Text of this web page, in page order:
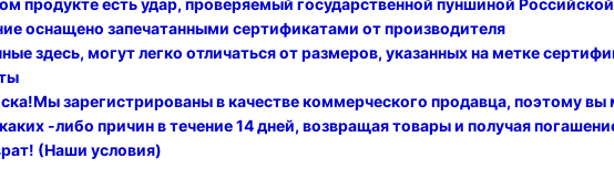
продукте есть удар, проверяемый государственной пуншиной
оснащено запечатанными сертификатами от производителя
здесь, могут легко отличаться от размеров, указанных на метке
зарегистрированы в качестве коммерческого продавца, поэтому
-либо причин в течение 14 дней, возвращая товары и получая
(Наши условия)